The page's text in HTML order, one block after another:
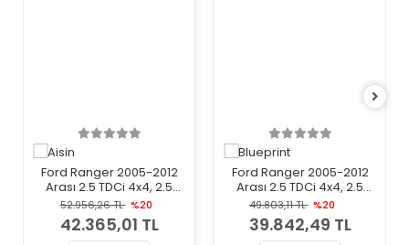
Ford Ranger 2005-2012
Arası 2.5 TDCi 4x4, 2.5
TDdi, 3.0 TDCi 4x4 Aisin
Marka Volan
52.956,26 TL %20
42.365,01 TL
Ford Ranger 2005-2012
Arası 2.5 TDCi 4x4, 2.5
TDdi Blueprint Marka
Volan
49.803,11 TL %20
39.842,49 TL